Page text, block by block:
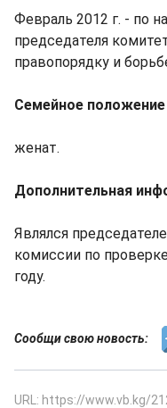
Февраль 2012 г. - по
председателя
правопорядку и
Семейное положение
женат.
Дополнительная
Являлся
комиссии по
году.
Сообщи свою новость:
URL: https://www.vb.kg/